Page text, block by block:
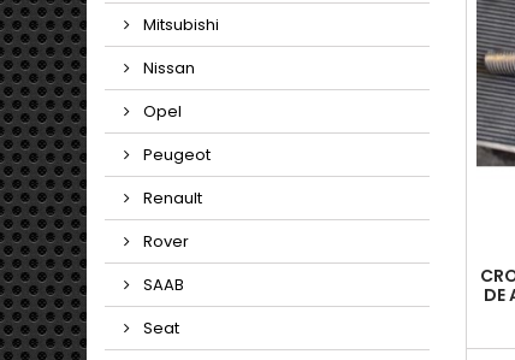
Mitsubishi
Nissan
Opel
Peugeot
Renault
Rover
SAAB
Seat
DE